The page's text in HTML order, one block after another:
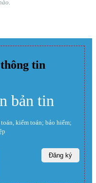
tin
bản tin
kiểm toán; bảo hiểm;